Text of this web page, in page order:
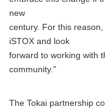
new
century. For this
iSTOX and look
forward to working with
community."
The Tokai partnership